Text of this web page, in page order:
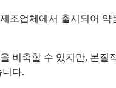
조업체에서 출시되어
비축할 수 있지만, 본
다.